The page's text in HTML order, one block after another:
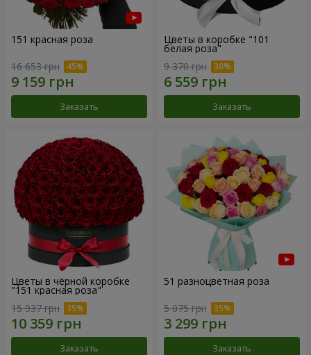
151 красная роза
16 653 грн
Заказать
Цветы в коробке "101
белая роза"
9 370 грн
Заказать
Цветы в чёрной коробке
"151 красная роза"
15 937 грн
Заказать
51 разноцветная роза
5 075 грн
Заказать